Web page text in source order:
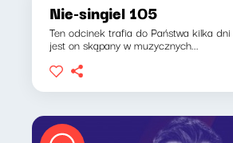
Nie-singiel 105
Ten odcinek trafia do Państwa kilka
jest on skąpany w muzycznych...